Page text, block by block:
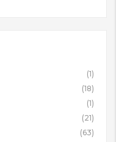
(1)
(18)
(1)
(21)
(63)